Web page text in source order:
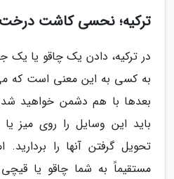
ترکیه؛ نحسی کاشت درخت
در ترکیه، دادن یک چاقو یا
به کسی به این معنی است که
بعدها با هم دشمن خواهید
باید این وسایل را روی میز
تحویل گرفتن آنها را
مستقیماً به شما چاقو یا